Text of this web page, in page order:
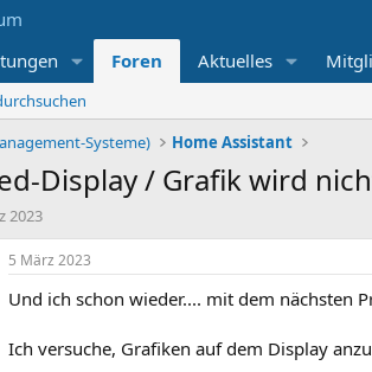
Foren Aktuelles
Systeme) Home Assistant
Display / Grafik wird
2023
5 März 2023
Und ich schon wieder.... mit dem nächsten
Ich versuche, Grafiken auf dem Display